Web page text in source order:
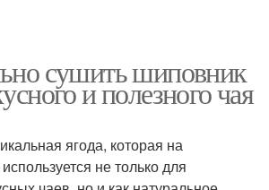
сушить шиповник
и полезного чая
ягода, которая на
не только для